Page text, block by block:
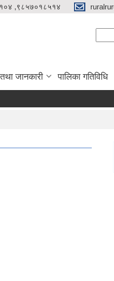
,९८५७०१८५१४
जानकारी पालिका गतिविधि